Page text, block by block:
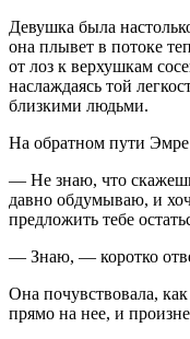
Девушка была
она плывет в потоке
от лоз к верхушкам
наслаждаясь той
близкими людьми.
На обратном пути Эмре
— Не знаю, что
давно обдумываю, и
предложить тебе
— Знаю, — коротко
Она почувствовала,
прямо на нее, и